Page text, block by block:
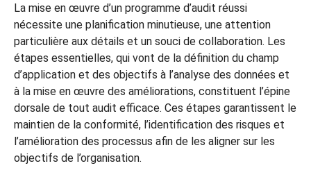
La mise en œuvre d’un programme d’audit réussi
nécessite une planification minutieuse, une attention
particulière aux détails et un souci de collaboration. Les
étapes essentielles, qui vont de la définition du champ
d’application et des objectifs à l’analyse des données et
à la mise en œuvre des améliorations, constituent l’épine
dorsale de tout audit efficace. Ces étapes garantissent le
maintien de la conformité, l’identification des risques et
l’amélioration des processus afin de les aligner sur les
objectifs de l’organisation.